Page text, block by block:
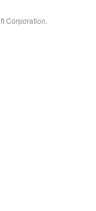
Corporation.